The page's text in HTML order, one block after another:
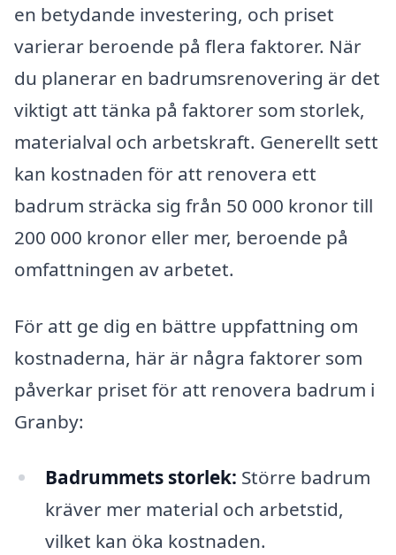
en betydande investering, och priset
varierar beroende på flera faktorer. När
du planerar en badrumsrenovering är det
viktigt att tänka på faktorer som storlek,
materialval och arbetskraft. Generellt sett
kan kostnaden för att renovera ett
badrum sträcka sig från 50 000 kronor till
200 000 kronor eller mer, beroende på
omfattningen av arbetet.
För att ge dig en bättre uppfattning om
kostnaderna, här är några faktorer som
påverkar priset för att renovera badrum i
Granby:
Badrummets storlek: Större badrum
kräver mer material och arbetstid,
vilket kan öka kostnaden.